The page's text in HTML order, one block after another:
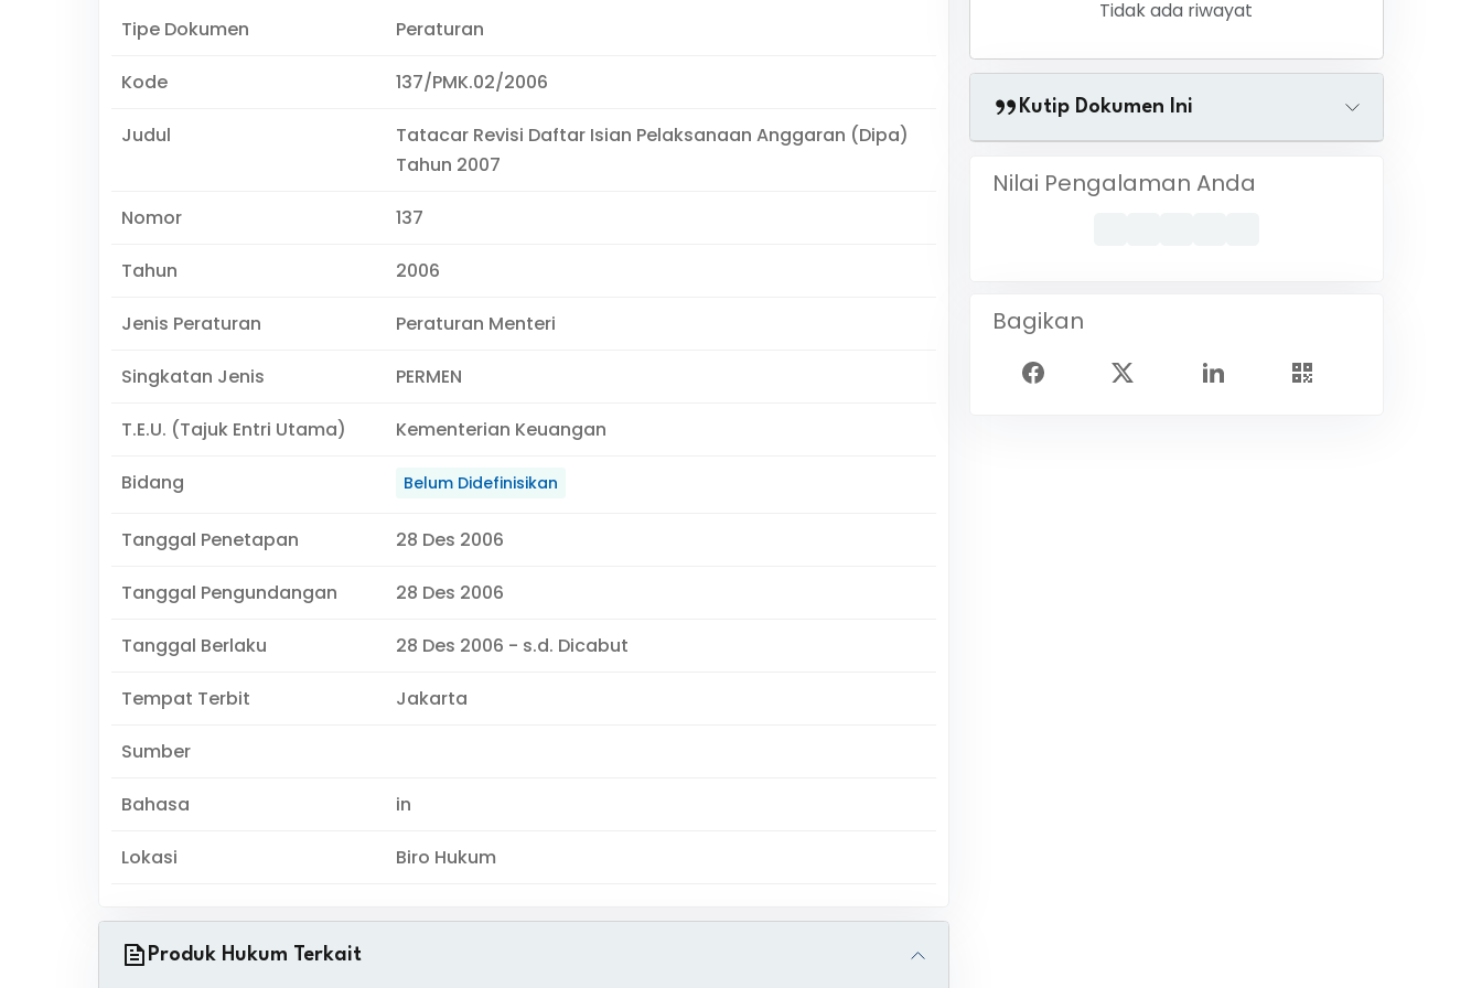
Tipe Dokumen Peraturan
Kode 137/PMK.02/2006
Judul
Tatacar Revisi Daftar Isian Pelaksanaan Anggaran (Dipa)
Tahun 2007
Nomor 137
Tahun 2006
Jenis Peraturan Peraturan Menteri
Singkatan Jenis PERMEN
T.E.U. (Tajuk Entri Utama) Kementerian Keuangan
Bidang Belum Didefinisikan
Tanggal Penetapan 28 Des 2006
Tanggal Pengundangan 28 Des 2006
Tanggal Berlaku 28 Des 2006 - s.d. Dicabut
Tempat Terbit Jakarta
Sumber
Bahasa in
Lokasi Biro Hukum
Produk Hukum Terkait
Tidak ada riwayat
Kutip Dokumen Ini
Nilai Pengalaman Anda
Bagikan